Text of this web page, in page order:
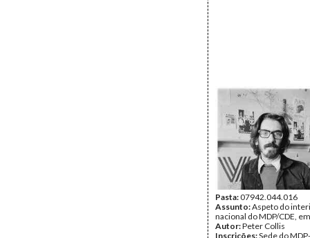
Pasta:07942.044.016
Assunto:Aspeto do
nacional do MDP/CDE,
Autor:Peter Collis
Inscrições:Sede do